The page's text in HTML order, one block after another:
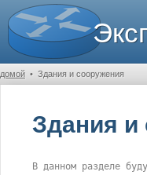
домой • Здания и сооружения
Здания и
В данном разделе